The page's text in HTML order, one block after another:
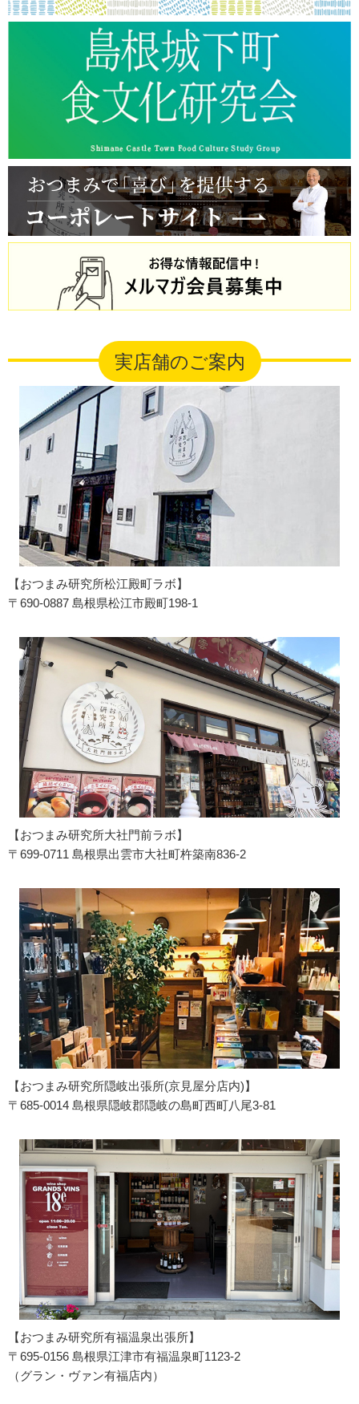
実店舗のご案内
【おつまみ研究所松江殿町ラボ】
〒690-0887 島根県松江市殿町198-1
【おつまみ研究所大社門前ラボ】
〒699-0711 島根県出雲市大社町杵築南836-2
【おつまみ研究所隠岐出張所(京見屋分店内)】
〒685-0014 島根県隠岐郡隠岐の島町西町八尾3-81
【おつまみ研究所有福温泉出張所】
〒695-0156 島根県江津市有福温泉町1123-2
（グラン・ヴァン有福店内）